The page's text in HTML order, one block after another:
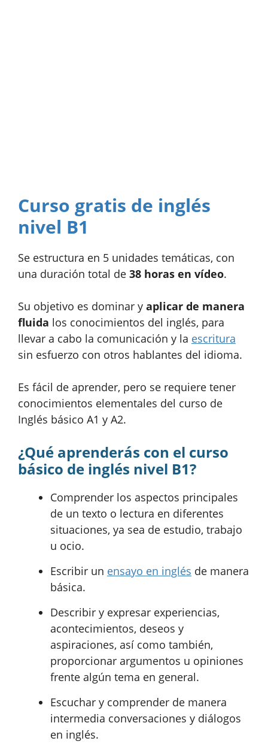
Curso gratis de inglés
nivel B1
Se estructura en 5 unidades temáticas, con
una duración total de 38 horas en vídeo.
Su objetivo es dominar y aplicar de manera
fluida los conocimientos del inglés, para
llevar a cabo la comunicación y la escritura
sin esfuerzo con otros hablantes del idioma.
Es fácil de aprender, pero se requiere tener
conocimientos elementales del curso de
Inglés básico A1 y A2.
¿Qué aprenderás con el curso
básico de inglés nivel B1?
Comprender los aspectos principales
de un texto o lectura en diferentes
situaciones, ya sea de estudio, trabajo
u ocio.
Escribir un ensayo en inglés de manera
básica.
Describir y expresar experiencias,
acontecimientos, deseos y
aspiraciones, así como también,
proporcionar argumentos u opiniones
frente algún tema en general.
Escuchar y comprender de manera
intermedia conversaciones y diálogos
en inglés.